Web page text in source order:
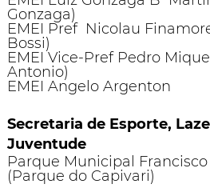
Gonzaga)
EMEI Pref Nicolau
Bossi)
EMEI Vice-Pref Pedro
Antonio)
EMEI Angelo Argenton
Secretaria de Esporte,
Juventude
Parque Municipal Francisco
(Parque do Capivari)